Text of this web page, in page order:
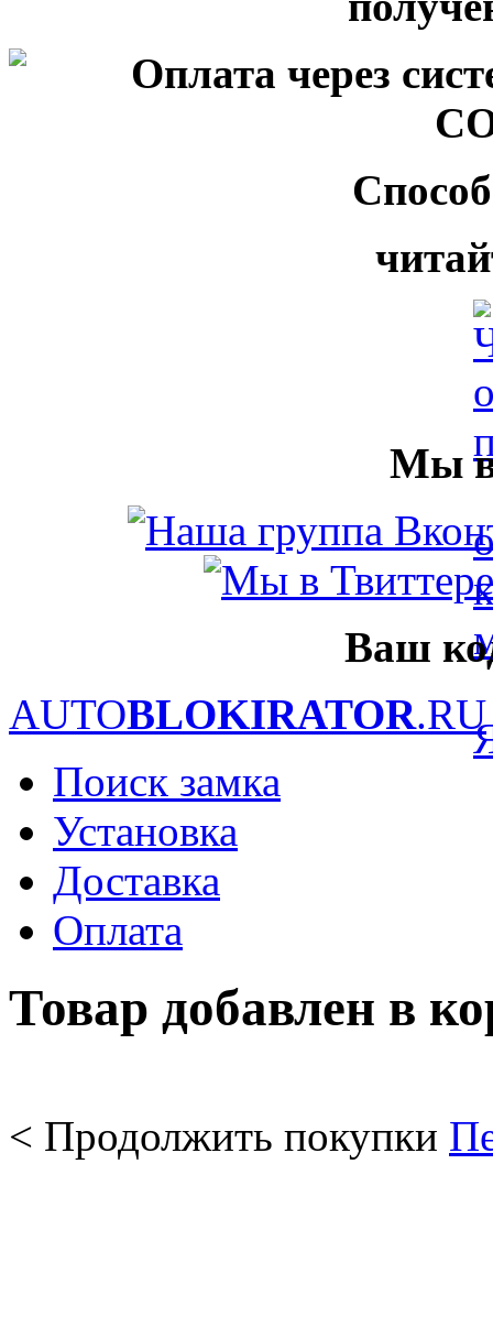
Мы в
Ваш
AUTOBLOKIRATOR.RU
Поиск замка
Установка
Доставка
Оплата
Товар добавлен в
< Продолжить покупки